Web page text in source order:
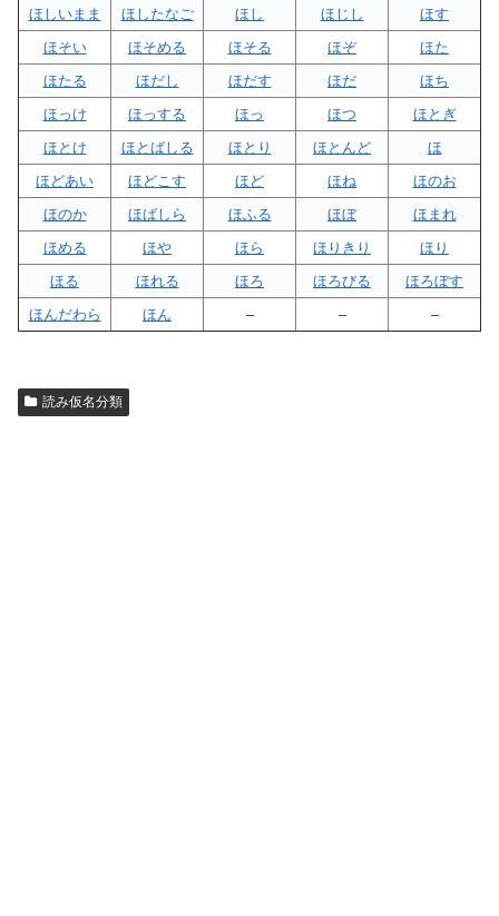
ほしいまま
ほしたなご ほし ほじし
ほす
ほそい
ほそめる ほそる ほぞ
ほた
ほたる
ほだし ほだす ほだ
ほち
ほっけ
ほっする ほっ ほつ
ほとぎ
ほとけ
ほとばしる ほとり ほとんど
ほ
ほどあい
ほどこす ほど ほね
ほのお
ほのか
ほばしら ほふる ほぼ
ほまれ
ほめる
ほや ほら ほりきり
ほり
ほる
ほれる ほろ ほろびる
ほろぼす
ほんだわら
ほん – – –
読み仮名分類